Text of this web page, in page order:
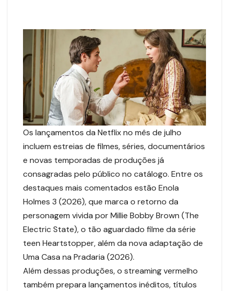
Os lançamentos da Netflix no mês de julho
incluem estreias de filmes, séries, documentários
e novas temporadas de produções já
consagradas pelo público no catálogo. Entre os
destaques mais comentados estão Enola
Holmes 3 (2026), que marca o retorno da
personagem vivida por Millie Bobby Brown (The
Electric State), o tão aguardado filme da série
teen Heartstopper, além da nova adaptação de
Uma Casa na Pradaria (2026).
Além dessas produções, o streaming vermelho
também prepara lançamentos inéditos, títulos